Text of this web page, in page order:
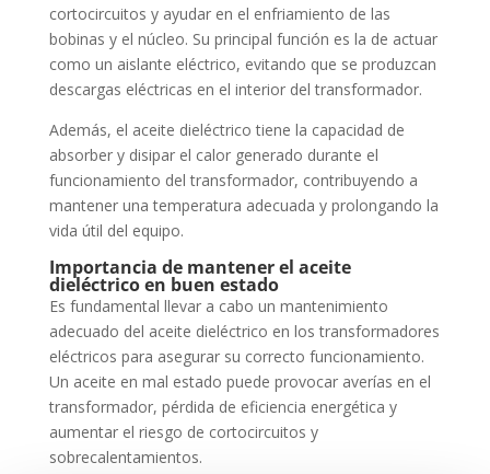
cortocircuitos y ayudar en el enfriamiento de las
bobinas y el núcleo. Su principal función es la de actuar
como un aislante eléctrico, evitando que se produzcan
descargas eléctricas en el interior del transformador.
Además, el aceite dieléctrico tiene la capacidad de
absorber y disipar el calor generado durante el
funcionamiento del transformador, contribuyendo a
mantener una temperatura adecuada y prolongando la
vida útil del equipo.
Importancia de mantener el aceite
dieléctrico en buen estado
Es fundamental llevar a cabo un mantenimiento
adecuado del aceite dieléctrico en los transformadores
eléctricos para asegurar su correcto funcionamiento.
Un aceite en mal estado puede provocar averías en el
transformador, pérdida de eficiencia energética y
aumentar el riesgo de cortocircuitos y
sobrecalentamientos.